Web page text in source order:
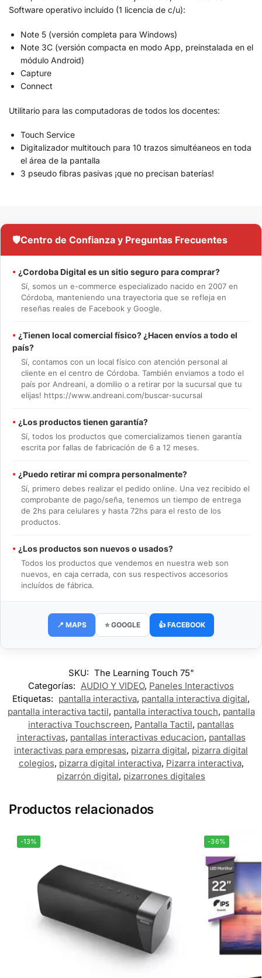
Software operativo incluido (1 licencia de c/u):
Note 5 (versión completa para Windows)
Note 3C (versión compacta en modo App, preinstalada en el
módulo Android)
Capture
Connect
Utilitario para las computadoras de todos los docentes:
Touch Service
Digitalizador multitouch para 10 trazos simultéaneos en toda
el área de la pantalla
3 pseudo fibras pasivas ¡que no precisan baterías!
🛡️Centro de Confianza y Preguntas Frecuentes
• ¿Cordoba Digital es un sitio seguro para comprar?
Sí, somos un e-commerce especializado nacido en 2007 en
Córdoba, manteniendo una trayectoria que se refleja en
reseñas reales de Facebook y Google.
• ¿Tienen local comercial físico? ¿Hacen envíos a todo el
país?
Sí, contamos con un local físico con atención personal al
cliente en el centro de Córdoba. También enviamos a todo el
país por Andreani, a domilio o a retirar por la sucursal que tu
elijas! https://www.andreani.com/buscar-sucursal
• ¿Los productos tienen garantía?
Sí, todos los productos que comercializamos tienen garantía
escrita por fallas de fabricación de 6 a 12 meses.
• ¿Puedo retirar mi compra personalmente?
Sí, primero debes realizar el pedido online. Una vez recibido el
comprobante de pago/seña, tenemos un tiempo de entrega
de 2hs para celulares y hasta 72hs para el resto de los
productos.
• ¿Los productos son nuevos o usados?
Todos los productos que vendemos en nuestra web son
nuevos, en caja cerrada, con sus respectivos accesorios
incluídos de fábrica.
📍 MAPS ⭐ GOOGLE 👍 FACEBOOK
SKU: The Learning Touch 75"
Categorías: AUDIO Y VIDEO, Paneles Interactivos
Etiquetas: pantalla interactiva, pantalla interactiva digital,
pantalla interactiva tactil, pantalla interactiva touch, pantalla
interactiva Touchscreen, Pantalla Tactil, pantallas
interactivas, pantallas interactivas educacion, pantallas
interactivas para empresas, pizarra digital, pizarra digital
colegios, pizarra digital interactiva, Pizarra interactiva,
pizarrón digital, pizarrones digitales
Productos relacionados
-13% -36%